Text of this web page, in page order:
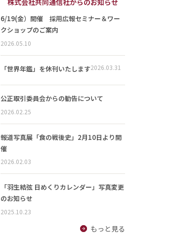
株式会社共同通信社からのお知らせ
6/19(金）開催 採用広報セミナー＆ワー
クショップのご案内
2026.05.10
「世界年鑑」を休刊いたします2026.03.31
公正取引委員会からの勧告について
2026.02.25
報道写真展「食の戦後史」2月10日より開
催
2026.02.03
「羽生結弦 日めくりカレンダー」写真変更
のお知らせ
2025.10.23
もっと見る